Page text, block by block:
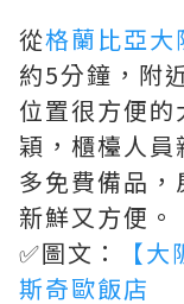
從格蘭比亞大
約5分鐘，附
位置很方便
穎，櫃檯人
多免費備品
新鮮又方便。
✅圖文：
【
斯奇歐飯店